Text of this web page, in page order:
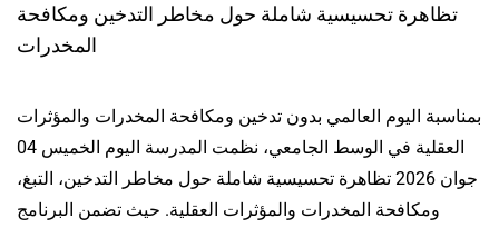
تظاهرة تحسيسية شاملة حول مخاطر التدخين ومكافحة
المخدرات
بمناسبة اليوم العالمي بدون تدخين ومكافحة المخدرات والمؤثرات
العقلية في الوسط الجامعي، نظمت المدرسة اليوم الخميس 04
جوان 2026 تظاهرة تحسيسية شاملة حول مخاطر التدخين، التبغ،
ومكافحة المخدرات والمؤثرات العقلية. حيث تضمن البرنامج